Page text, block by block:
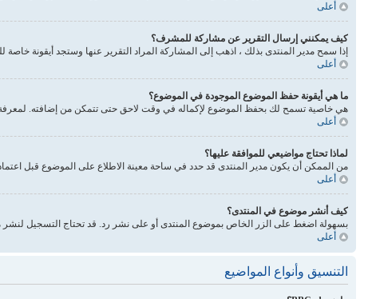
أعلى
كيف يمكنني إرسال التقرير عن مشاركة للمشرف؟
إذا سمح مدير المنتدى بذلك ، اذهب إلى المشاركة المراد التقرير عنها وستجد أيقونة
أعلى
ما هي أيقونة حفظ الموضوع الموجودة في الموضوع؟
هي خاصية تسمح لك بحفظ الموضوع لإكماله في وقت لاحق حتى تتمكن من إضافته. لمعرفة
أعلى
لماذا تحتاج مواضيعي للموافقة عليها؟
من الممكن أن يكون مدير المنتدى قد حدد في ساحة معينة الاطلاع على الموضوع قبل
أعلى
كيف أنشر موضوع في المنتدى؟
بسهولة اضغط على الزر الخاص بموضوع المنتدى أو على نشر رد. قد تحتاج التسجيل
أعلى
التنسيق وأنواع المواضيع